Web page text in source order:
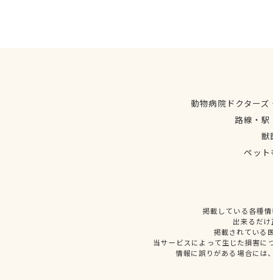
動物病院ドクター
路線・駅
獣
ペッ
掲載している各種
出来るだ
掲載されている
当サービスによって生じた損害に
情報に誤りがある場合には